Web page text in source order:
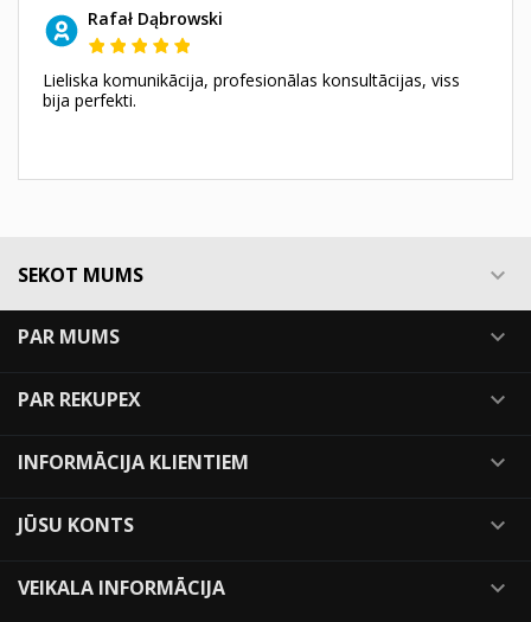
Rafał Dąbrowski
Lieliska komunikācija, profesionālas konsultācijas, viss
bija perfekti.
SEKOT MUMS 
PAR MUMS 
PAR REKUPEX 
INFORMĀCIJA KLIENTIEM 
JŪSU KONTS 
VEIKALA INFORMĀCIJA 